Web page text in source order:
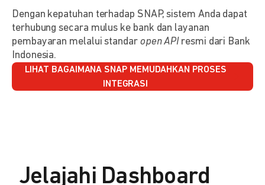
Dengan kepatuhan terhadap SNAP, sistem Anda dapat
terhubung secara mulus ke bank dan layanan
pembayaran melalui standar open APIresmi dari Bank
Indonesia.
LIHAT BAGAIMANA SNAP MEMUDAHKAN PROSES
INTEGRASI
Jelajahi Dashboard